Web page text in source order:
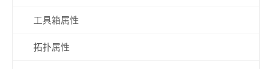
工具箱属性
拓扑属性